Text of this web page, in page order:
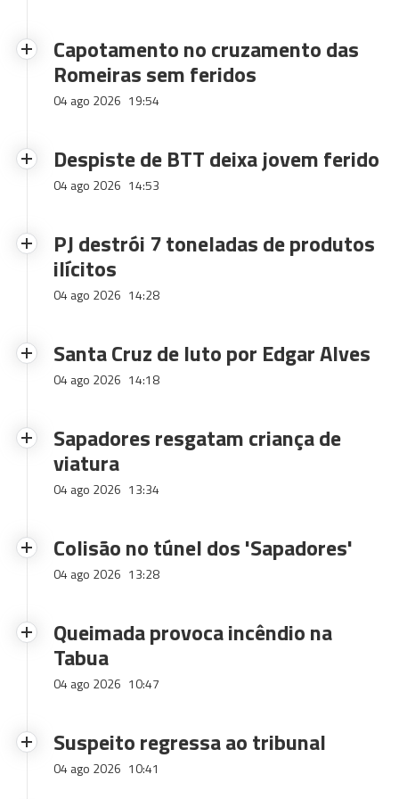
Capotamento no cruzamento das
Romeiras sem feridos
04 ago 2026 19:54
Despiste de BTT deixa jovem ferido
04 ago 2026 14:53
PJ destrói 7 toneladas de produtos
ilícitos
04 ago 2026 14:28
Santa Cruz de luto por Edgar Alves
04 ago 2026 14:18
Sapadores resgatam criança de
viatura
04 ago 2026 13:34
Colisão no túnel dos 'Sapadores'
04 ago 2026 13:28
Queimada provoca incêndio na
Tabua
04 ago 2026 10:47
Suspeito regressa ao tribunal
04 ago 2026 10:41